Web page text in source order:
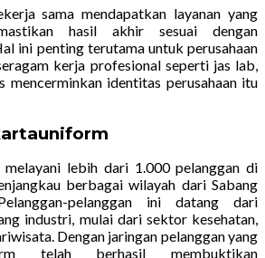
sama mendapatkan layanan yang
hasil akhir sesuai dengan
ini penting terutama untuk perusahaan
kerja profesional seperti jas lab,
mencerminkan identitas perusahaan itu
lebih dari 1.000 pelanggan di
berbagai wilayah dari Sabang
pelanggan ini datang dari
industri, mulai dari sektor kesehatan,
Dengan jaringan pelanggan yang
telah berhasil membuktikan